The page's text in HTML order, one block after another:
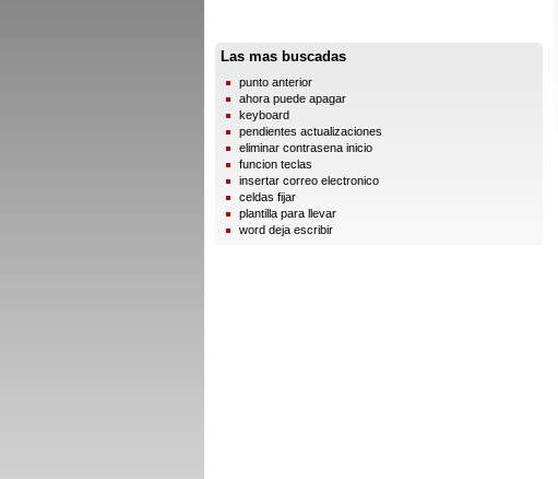
Las mas buscadas
punto anterior
ahora puede apagar
keyboard
pendientes actualizaciones
eliminar contrasena inicio
funcion teclas
insertar correo electronico
celdas fijar
plantilla para llevar
word deja escribir